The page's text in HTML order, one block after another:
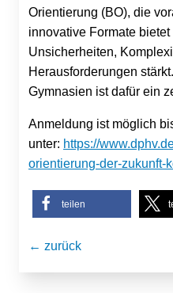
Orientierung (BO), die
innovative Formate
Unsicherheiten,
Herausforderungen
Gymnasien ist dafür ein
Anmeldung ist möglich
unter: https://
orientierung-der-zukunft-
teilen
← zurück